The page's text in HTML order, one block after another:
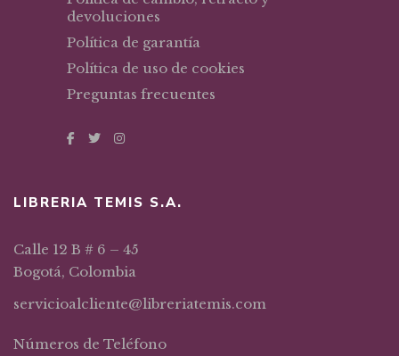
devoluciones
Política de garantía
Política de uso de cookies
Preguntas frecuentes
LIBRERIA TEMIS S.A.
Calle 12 B # 6 – 45
Bogotá, Colombia
servicioalcliente@libreriatemis.com
Números de Teléfono